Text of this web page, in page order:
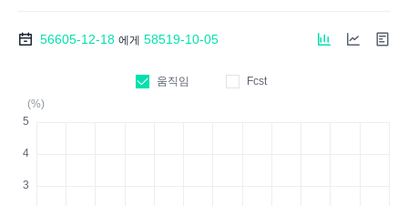
56605-12-18 에게 58519-10-05
움직임
Fcst
(%)